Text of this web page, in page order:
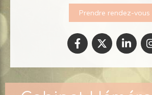
Prendre rendez-vous